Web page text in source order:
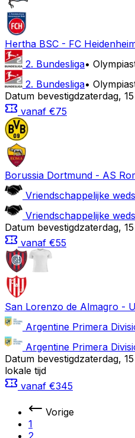
Hertha BSC - FC
2. Bundesliga•
2. Bundesliga•
Datum bevestigdzaterdag,
vanaf €75
Borussia Dortmund - AS
Vriendschappelijke
Vriendschappelijke
Datum bevestigdzaterdag,
vanaf €55
San Lorenzo de Almagro -
Argentine Primera
Argentine Primera
Datum bevestigdzaterdag,
lokale tijd
vanaf €345
Vorige
1